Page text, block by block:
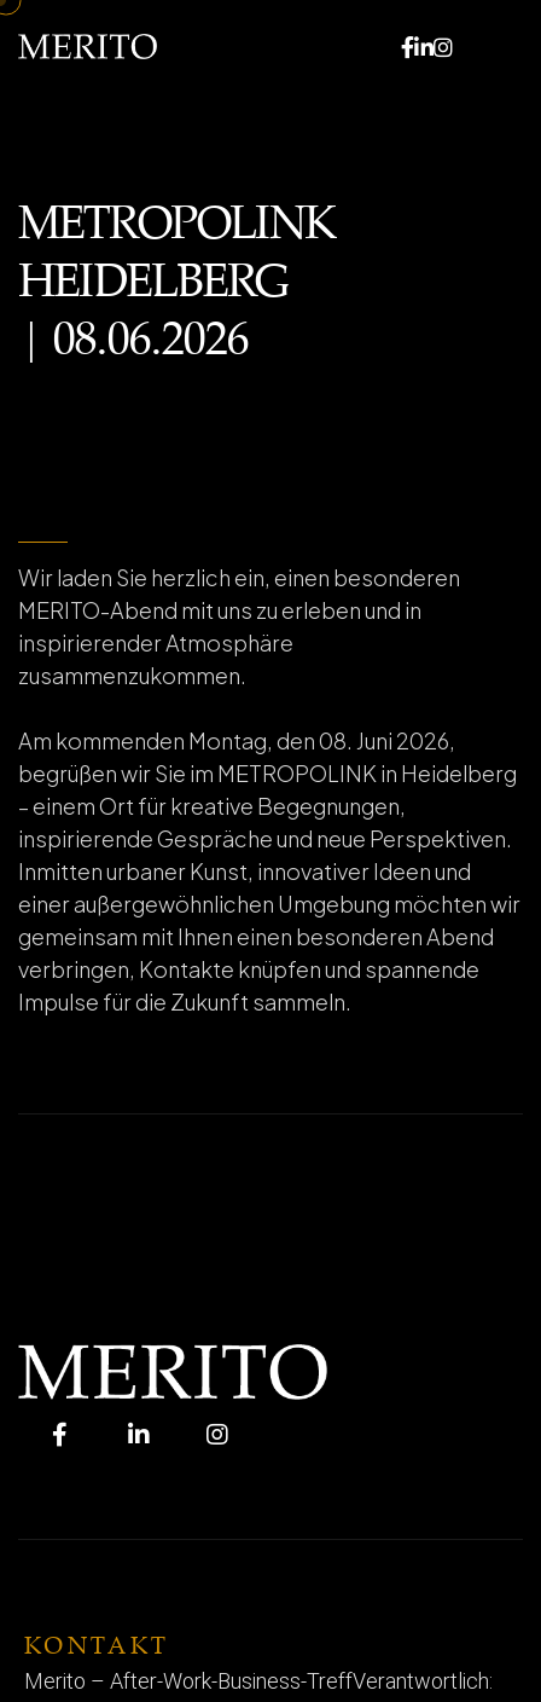
METROPOLINK
HEIDELBERG
| 08.06.2026
Wir laden Sie herzlich ein, einen besonderen
MERITO-Abend mit uns zu erleben und in
inspirierender Atmosphäre
zusammenzukommen.
Am kommenden Montag, den 08. Juni 2026,
begrüßen wir Sie im METROPOLINK in Heidelberg
– einem Ort für kreative Begegnungen,
inspirierende Gespräche und neue Perspektiven.
Inmitten urbaner Kunst, innovativer Ideen und
einer außergewöhnlichen Umgebung möchten wir
gemeinsam mit Ihnen einen besonderen Abend
verbringen, Kontakte knüpfen und spannende
Impulse für die Zukunft sammeln.
KONTAKT
Merito – After-Work-Business-TreffVerantwortlich: